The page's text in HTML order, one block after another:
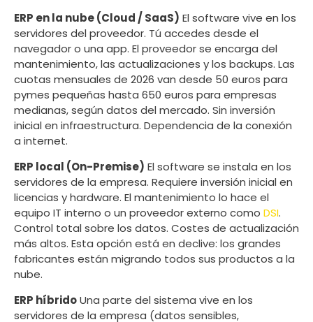
ERP en la nube (Cloud / SaaS) El software vive en los
servidores del proveedor. Tú accedes desde el
navegador o una app. El proveedor se encarga del
mantenimiento, las actualizaciones y los backups. Las
cuotas mensuales de 2026 van desde 50 euros para
pymes pequeñas hasta 650 euros para empresas
medianas, según datos del mercado. Sin inversión
inicial en infraestructura. Dependencia de la conexión
a internet.
ERP local (On-Premise) El software se instala en los
servidores de la empresa. Requiere inversión inicial en
licencias y hardware. El mantenimiento lo hace el
equipo IT interno o un proveedor externo como DSI.
Control total sobre los datos. Costes de actualización
más altos. Esta opción está en declive: los grandes
fabricantes están migrando todos sus productos a la
nube.
ERP híbridoUna parte del sistema vive en los
servidores de la empresa (datos sensibles,